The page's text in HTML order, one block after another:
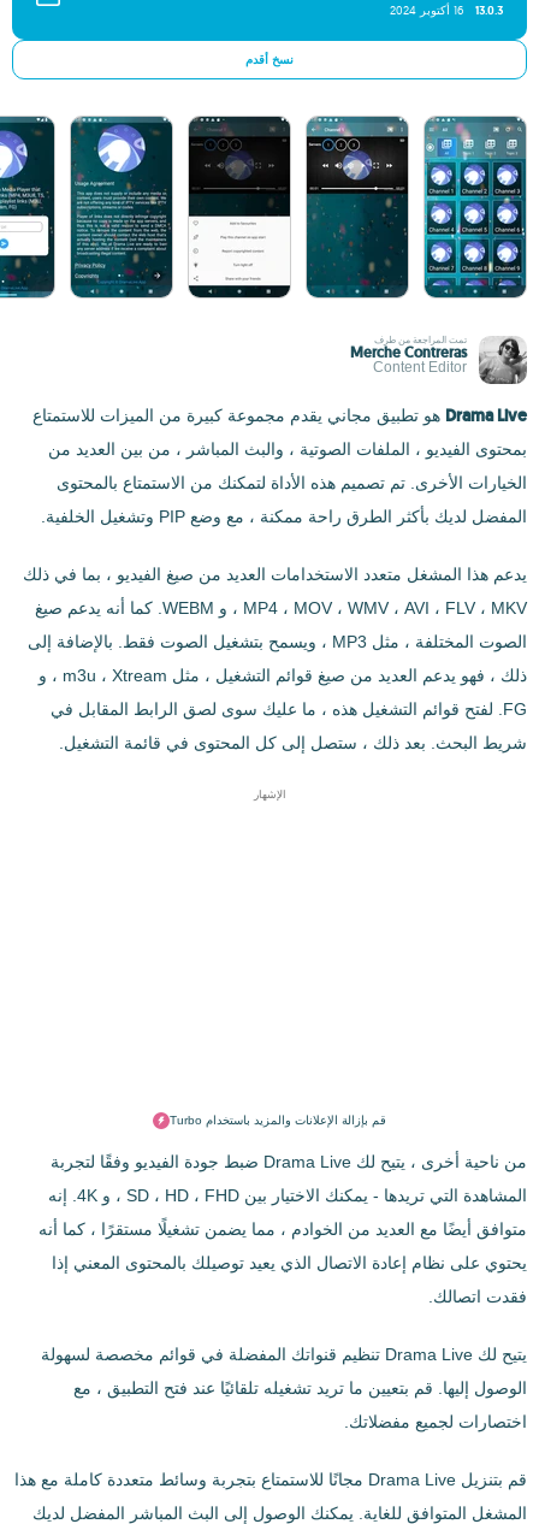
13.0.3 16 أكتوبر 2024
نسخ أقدم
تمت المراجعة من طرف
Merche Contreras
Content Editor
Drama Live هو تطبيق مجاني يقدم مجموعة كبيرة من الميزات للاستمتاع
بمحتوى الفيديو ، الملفات الصوتية ، والبث المباشر ، من بين العديد من
الخيارات الأخرى. تم تصميم هذه الأداة لتمكنك من الاستمتاع بالمحتوى
المفضل لديك بأكثر الطرق راحة ممكنة ، مع وضع PIP وتشغيل الخلفية.
يدعم هذا المشغل متعدد الاستخدامات العديد من صيغ الفيديو ، بما في ذلك
MP4 ، MOV ، WMV ، AVI ، FLV ، MKV ، و WEBM. كما أنه يدعم صيغ
الصوت المختلفة ، مثل MP3 ، ويسمح بتشغيل الصوت فقط. بالإضافة إلى
ذلك ، فهو يدعم العديد من صيغ قوائم التشغيل ، مثل m3u ، Xtream ، و
FG. لفتح قوائم التشغيل هذه ، ما عليك سوى لصق الرابط المقابل في
شريط البحث. بعد ذلك ، ستصل إلى كل المحتوى في قائمة التشغيل.
الإشهار
قم بإزالة الإعلانات والمزيد باستخدام Turbo
من ناحية أخرى ، يتيح لك Drama Live ضبط جودة الفيديو وفقًا لتجربة
المشاهدة التي تريدها - يمكنك الاختيار بين SD ، HD ، FHD ، و 4K. إنه
متوافق أيضًا مع العديد من الخوادم ، مما يضمن تشغيلًا مستقرًا ، كما أنه
يحتوي على نظام إعادة الاتصال الذي يعيد توصيلك بالمحتوى المعني إذا
فقدت اتصالك.
يتيح لك Drama Live تنظيم قنواتك المفضلة في قوائم مخصصة لسهولة
الوصول إليها. قم بتعيين ما تريد تشغيله تلقائيًا عند فتح التطبيق ، مع
اختصارات لجميع مفضلاتك.
قم بتنزيل Drama Live مجانًا للاستمتاع بتجربة وسائط متعددة كاملة مع هذا
المشغل المتوافق للغاية. يمكنك الوصول إلى البث المباشر المفضل لديك